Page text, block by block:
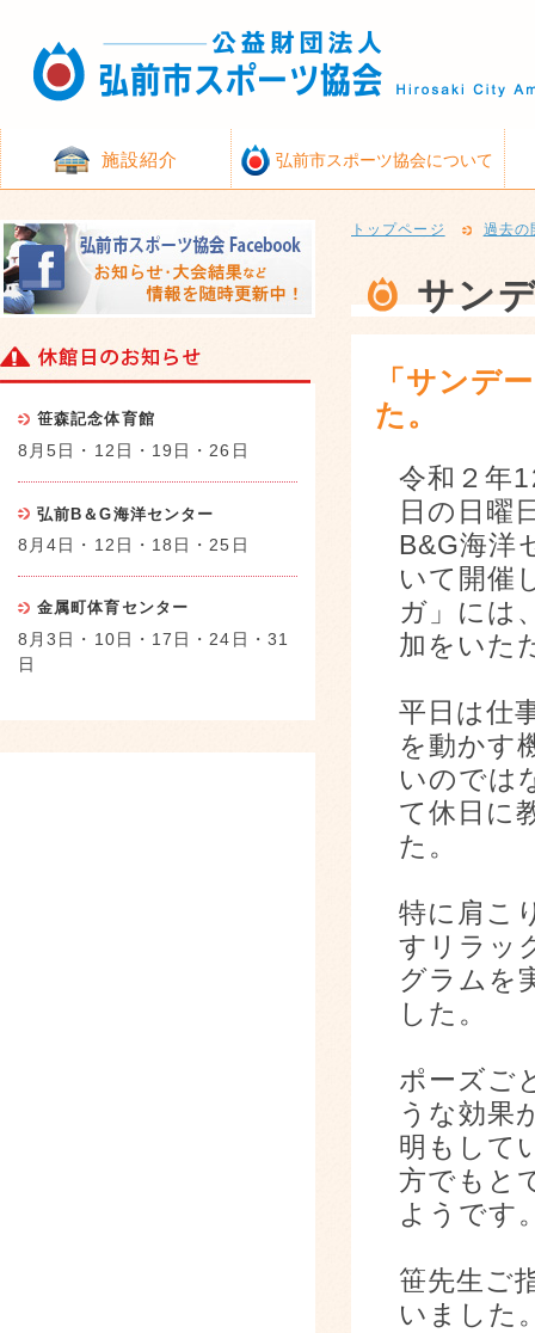
施設紹介 弘前市スポーツ協会について
トップページ 過去の
サン
「サンデ
た。
令和２年
日の日曜
B&G海洋
いて開催
ガ」には
加をいた
平日は仕
を動かす
いのでは
て休日に
た。
特に肩こ
すリラッ
グラムを
した。
ポーズご
うな効果
明もして
方でもと
ようです
笹先生ご
いました
笹森記念体育館
8月5日・12日・19日・26日
弘前B＆G海洋センター
8月4日・12日・18日・25日
金属町体育センター
8月3日・10日・17日・24日・31
日